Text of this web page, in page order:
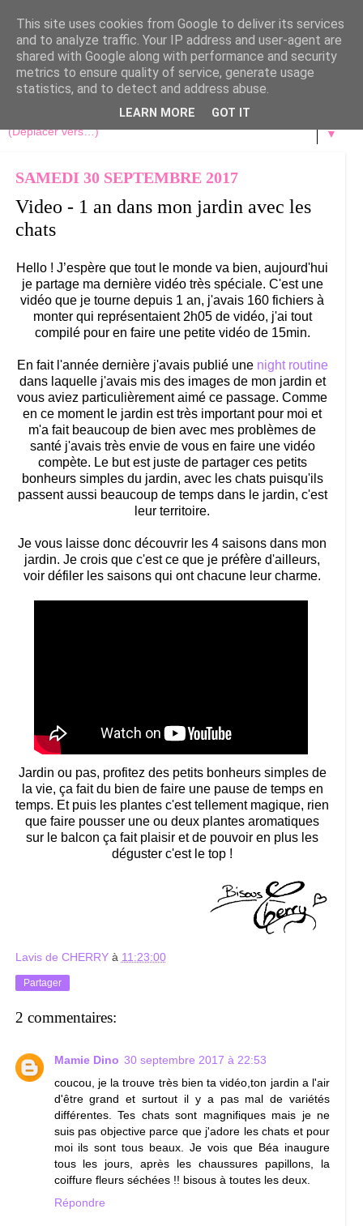
▼
SAMEDI 30 SEPTEMBRE 2017
Video - 1 an dans mon jardin avec les
chats
Hello ! J’espère que tout le monde va bien, aujourd'hui
je partage ma dernière vidéo très spéciale. C'est une
vidéo que je tourne depuis 1 an, j'avais 160 fichiers à
monter qui représentaient 2h05 de vidéo, j'ai tout
compilé pour en faire une petite vidéo de 15min.
En fait l'année dernière j'avais publié une night routine
dans laquelle j'avais mis des images de mon jardin et
vous aviez particulièrement aimé ce passage. Comme
en ce moment le jardin est très important pour moi et
m'a fait beaucoup de bien avec mes problèmes de
santé j'avais très envie de vous en faire une vidéo
compète. Le but est juste de partager ces petits
bonheurs simples du jardin, avec les chats puisqu'ils
passent aussi beaucoup de temps dans le jardin, c'est
leur territoire.
Je vous laisse donc découvrir les 4 saisons dans mon
jardin. Je crois que c'est ce que je préfère d'ailleurs,
voir défiler les saisons qui ont chacune leur charme.
Jardin ou pas, profitez des petits bonheurs simples de
la vie, ça fait du bien de faire une pause de temps en
temps. Et puis les plantes c'est tellement magique, rien
que faire pousser une ou deux plantes aromatiques
sur le balcon ça fait plaisir et de pouvoir en plus les
déguster c'est le top !
Lavis de CHERRY à 11:23:00
Partager
2 commentaires:
Mamie Dino 30 septembre 2017 à 22:53
coucou, je la trouve très bien ta vidéo,ton jardin a l'air
d'être grand et surtout il y a pas mal de variétés
différentes. Tes chats sont magnifiques mais je ne
suis pas objective parce que j'adore les chats et pour
moi ils sont tous beaux. Je vois que Béa inaugure
tous les jours, après les chaussures papillons, la
coiffure fleurs séchées !! bisous à toutes les deux.
Répondre
This site uses cookies from Google to deliver its services
and to analyze traffic. Your IP address and user-agent are
shared with Google along with performance and security
metrics to ensure quality of service, generate usage
statistics, and to detect and address abuse.
LEARN MORE GOT IT